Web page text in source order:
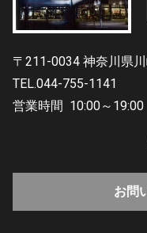
〒211-0034 神奈川県
TEL.044-755-1141
営業時間 10:00～19:00
お問